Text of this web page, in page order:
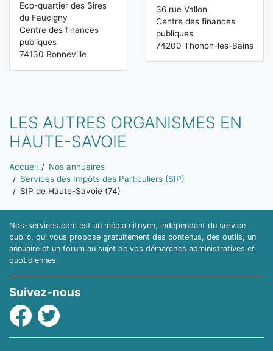
Eco-quartier des Sires
du Faucigny
Centre des finances
publiques
74130 Bonneville
36 rue Vallon
Centre des finances
publiques
74200 Thonon-les-Bains
LES AUTRES ORGANISMES EN
HAUTE-SAVOIE
Vous êtes ici:
Accueil
Nos annuaires
Services des Impôts des Particuliers (SIP)
SIP de Haute-Savoie (74)
Nos-services.com est un média citoyen, indépendant du service
public, qui vous propose gratuitement des contenus, des outils, un
annuaire et un forum au sujet de vos démarches administratives et
quotidiennes.
Suivez-nous
Facebook
Twitter